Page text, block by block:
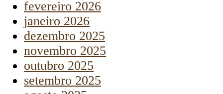
fevereiro 2026
janeiro 2026
dezembro 2025
novembro 2025
outubro 2025
setembro 2025